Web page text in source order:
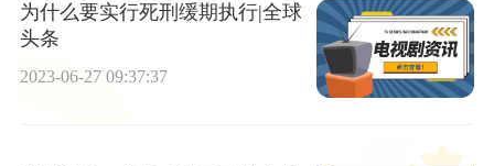
为什么要实行死刑缓期执行|全球
头条
2023-06-27 09:37:37